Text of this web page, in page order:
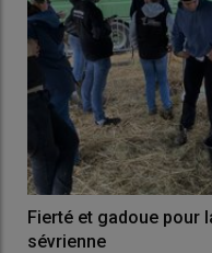
Fierté et gadoue pour
sévrienne